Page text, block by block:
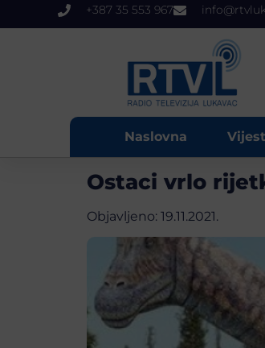
+387 35 553 967
Naslovna
Ostaci vrlo
Objavljeno: 19.11.2021.